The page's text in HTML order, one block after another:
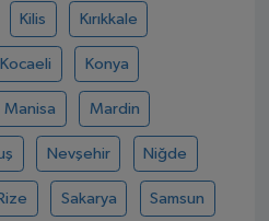
Kilis Kırıkkale
Kocaeli Konya
Manisa Mardin
Nevşehir Niğde
Sakarya Samsun